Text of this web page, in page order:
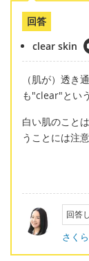
回答
clear skin
（肌が）透き
も"clear"とい
白い肌のこと
うことには注意
回答
さく